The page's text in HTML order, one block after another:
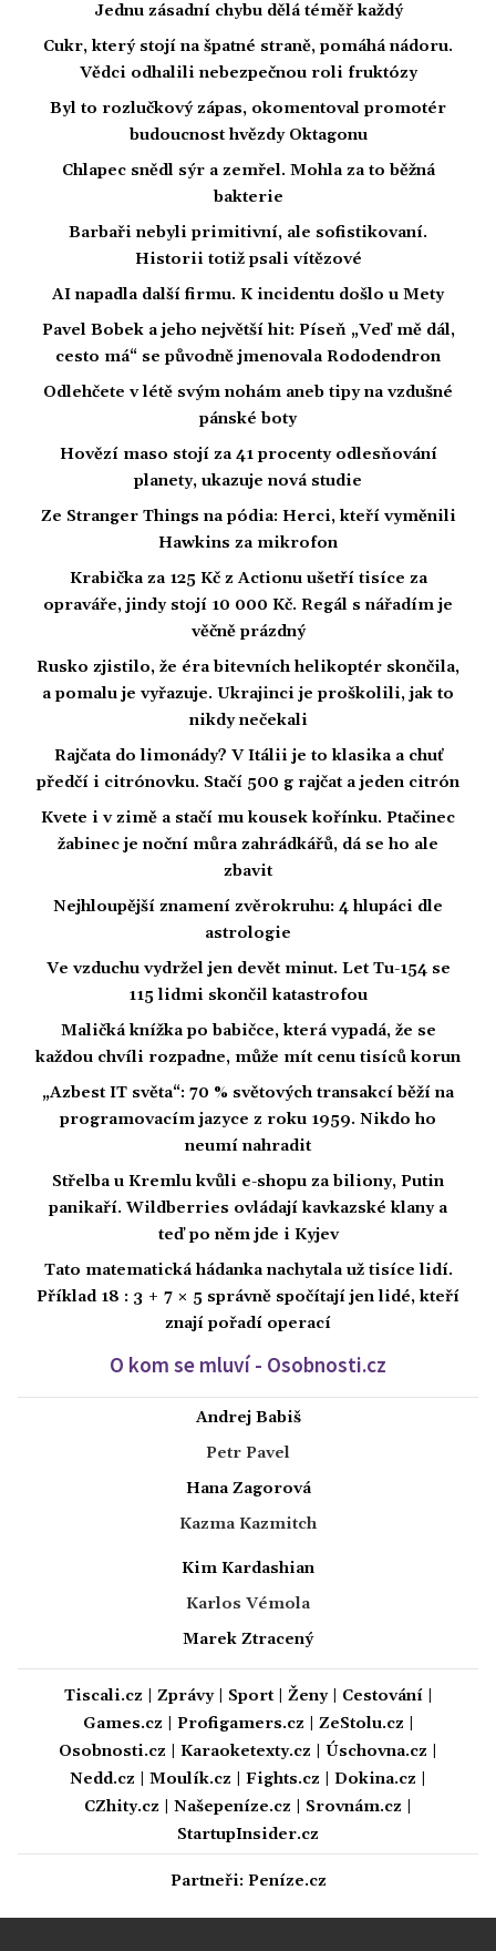
Jednu zásadní chybu dělá téměř každý
Cukr, který stojí na špatné straně, pomáhá nádoru.
Vědci odhalili nebezpečnou roli fruktózy
Byl to rozlučkový zápas, okomentoval promotér
budoucnost hvězdy Oktagonu
Chlapec snědl sýr a zemřel. Mohla za to běžná
bakterie
Barbaři nebyli primitivní, ale sofistikovaní.
Historii totiž psali vítězové
AI napadla další firmu. K incidentu došlo u Mety
Pavel Bobek a jeho největší hit: Píseň „Veď mě dál,
cesto má“ se původně jmenovala Rododendron
Odlehčete v létě svým nohám aneb tipy na vzdušné
pánské boty
Hovězí maso stojí za 41 procenty odlesňování
planety, ukazuje nová studie
Ze Stranger Things na pódia: Herci, kteří vyměnili
Hawkins za mikrofon
Krabička za 125 Kč z Actionu ušetří tisíce za
opraváře, jindy stojí 10 000 Kč. Regál s nářadím je
věčně prázdný
Rusko zjistilo, že éra bitevních helikoptér skončila,
a pomalu je vyřazuje. Ukrajinci je proškolili, jak to
nikdy nečekali
Rajčata do limonády? V Itálii je to klasika a chuť
předčí i citrónovku. Stačí 500 g rajčat a jeden citrón
Kvete i v zimě a stačí mu kousek kořínku. Ptačinec
žabinec je noční můra zahrádkářů, dá se ho ale
zbavit
Nejhloupější znamení zvěrokruhu: 4 hlupáci dle
astrologie
Ve vzduchu vydržel jen devět minut. Let Tu-154 se
115 lidmi skončil katastrofou
Maličká knížka po babičce, která vypadá, že se
každou chvíli rozpadne, může mít cenu tisíců korun
„Azbest IT světa“: 70 % světových transakcí běží na
programovacím jazyce z roku 1959. Nikdo ho
neumí nahradit
Střelba u Kremlu kvůli e-shopu za biliony, Putin
panikaří. Wildberries ovládají kavkazské klany a
teď po něm jde i Kyjev
Tato matematická hádanka nachytala už tisíce lidí.
Příklad 18 : 3 + 7 × 5 správně spočítají jen lidé, kteří
znají pořadí operací
O kom se mluví - Osobnosti.cz
Andrej Babiš
Petr Pavel
Hana Zagorová
Kazma Kazmitch
Kim Kardashian
Karlos Vémola
Marek Ztracený
Tiscali.cz Zprávy| Sport| Ženy| Cestování|
Games.cz
Profigamers.cz ZeStolu.cz
Osobnosti.cz
Karaoketexty.cz Úschovna.cz
Nedd.cz
Moulík.cz Fights.cz Dokina.cz
CZhity.cz
Našepeníze.cz Srovnám.cz
StartupInsider.cz
Partneři: Peníze.cz